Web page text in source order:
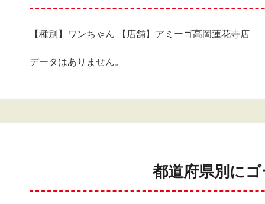
【種別】ワンちゃん 【店舗】アミーゴ高岡蓮花寺店
データはありません。
都道府県別に